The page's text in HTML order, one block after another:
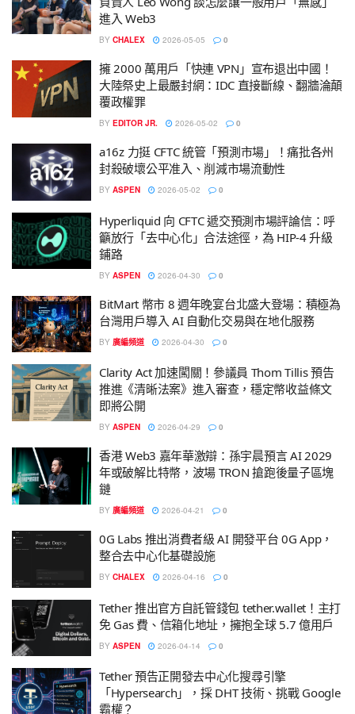
進入 Web3
BY CHALEX 2026-05-05 0
擁 2000 萬用戶「快連 VPN」宣布退出中國！
大陸祭史上最嚴封網：IDC 直接斷線、翻牆淪顛
覆政權罪
BY EDITOR JR. 2026-05-02 0
a16z 力挺 CFTC 統管「預測市場」！痛批各州
封殺破壞公平准入、削減市場流動性
BY ASPEN 2026-05-02 0
Hyperliquid 向 CFTC 遞交預測市場評論信：呼
籲放行「去中心化」合法途徑，為 HIP-4 升級
鋪路
BY ASPEN 2026-04-30 0
BitMart 幣市 8 週年晚宴台北盛大登場：積極為
台灣用戶導入 AI 自動化交易與在地化服務
BY 廣編頻道 2026-04-30 0
Clarity Act 加速闖關！參議員 Thom Tillis 預告
推進《清晰法案》進入審查，穩定幣收益條文
即將公開
BY ASPEN 2026-04-29 0
香港 Web3 嘉年華激辯：孫宇晨預言 AI 2029
年或破解比特幣，波場 TRON 搶跑後量子區塊
鏈
BY 廣編頻道 2026-04-21 0
0G Labs 推出消費者級 AI 開發平台 0G App，
整合去中心化基礎設施
BY CHALEX 2026-04-16 0
Tether 推出官方自託管錢包 tether.wallet！主打
免 Gas 費、信箱化地址，擁抱全球 5.7 億用戶
BY ASPEN 2026-04-14 0
Tether 預告正開發去中心化搜尋引擎
「Hypersearch」，採 DHT 技術、挑戰 Google
霸權？